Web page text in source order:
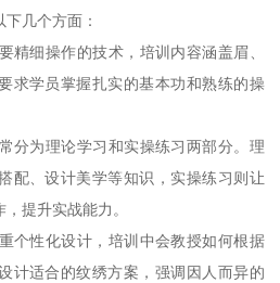
几个方面：
精细操作的技术，培训内容涵盖眉、
求学员掌握扎实的基本功和熟练的操
分为理论学习和实操练习两部分。理
配、设计美学等知识，实操练习则让
提升实战能力。
个性化设计，培训中会教授如何根据
计适合的纹绣方案，强调因人而异的